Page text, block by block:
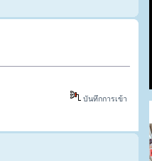
บันทึกการเข้า